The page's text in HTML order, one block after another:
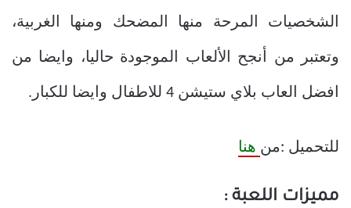
الشخصيات المرحة منها المضحك ومنها الغربية،
وتعتبر من أنجح الألعاب الموجودة حاليا، وايضا من
افضل العاب بلاي ستيشن 4 للاطفال وايضا للكبار.
للتحميل :من هنا
مميزات اللعبة :